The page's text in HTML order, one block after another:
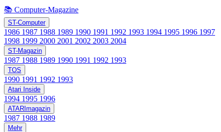
📚 Computer-Magazine
ST-Computer
1986 1987 1988 1989 1990 1991 1992 1993 1994 1995 1996 1997
1998 1999 2000 2001 2002 2003 2004
ST-Magazin
1987 1988 1989 1990 1991 1992 1993
TOS
1990 1991 1992 1993
Atari Inside
1994 1995 1996
ATARImagazin
1987 1988 1989
Mehr